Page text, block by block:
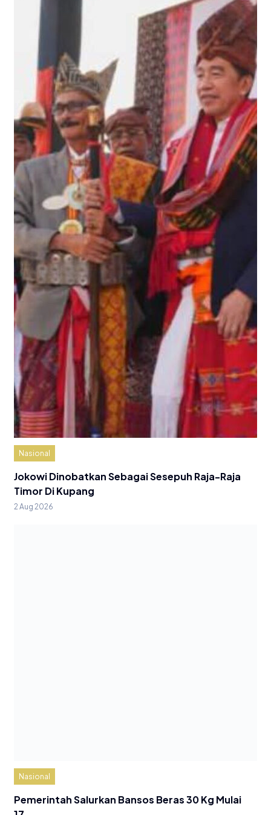
Nasional
Jokowi Dinobatkan Sebagai Sesepuh Raja-Raja
Timor Di Kupang
2 Aug 2026
Nasional
Pemerintah Salurkan Bansos Beras 30 Kg Mulai